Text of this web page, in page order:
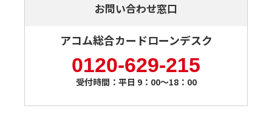
お問い合わせ窓口
アコム総合カードローンデスク
0120-629-215
受付時間：平日 9：00～18：00